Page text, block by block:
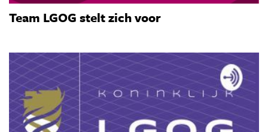
Team LGOG stelt zich voor